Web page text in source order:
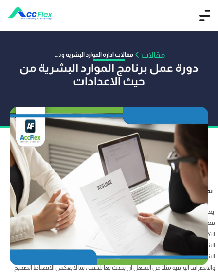
مقالات مقالات ادارة الموارد البشريه وتوجيهاتها المحاسبيه
دورة عمل برنامج الموارد البشرية من
حيث الاعدادات
تم النشر بواسطة عمر صفوت 01 يوليه 2020
يعتبر برنامج الموارد البشريةأحد أصول الشركة الهامة ، فلكفاءة العناصر البشرية دور
فعال وهام فى نجاح الشركات ونموها وريادتها لبيئة الاعمال ، ولهذا كان لابد للشركات من
انتقاء أفضل العناصر البشرية وتدريبها ومتابعة ادائها وتقيمها من أجل تحقيق أهدف
الشركة ، ومع كبر حجم الشركات ووجود الالاف من الموظفين أصبح من الصعب على
الشركات القيام بهذا الدور بالاعتماد على الاساليب اليدوية التقليدية ، فأنظمة الحضور
والانصراف الورقية مثلاً من السهل أن يحدث بها تلاعب ، بما لا يعكس الانضباط الصحيح